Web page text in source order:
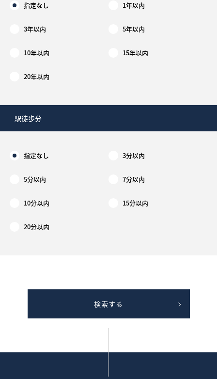
指定なし 1年以内
3年以内 5年以内
10年以内 15年以内
20年以内
駅徒歩分
指定なし 3分以内
5分以内 7分以内
10分以内 15分以内
20分以内
検索する